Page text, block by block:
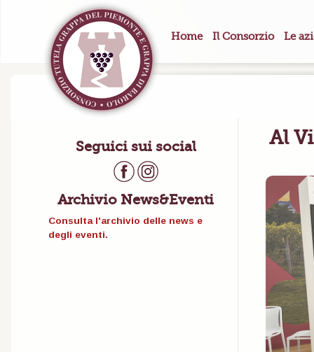
Home Il Consorzio Le
Seguici sui social
Archivio News&Eventi
Consulta l'archivio delle news e
degli eventi.
Al